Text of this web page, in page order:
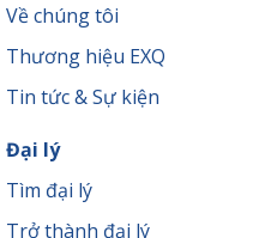
Về chúng tôi
Thương hiệu EXQ
Tin tức & Sự kiện
Đại lý
Tìm đại lý
Trở thành đại lý